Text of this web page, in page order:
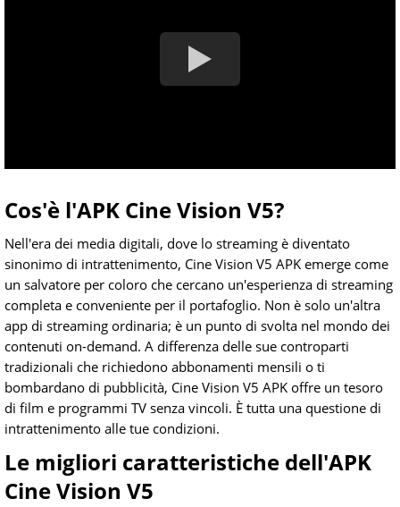
Cos'è l'APK Cine Vision V5?
Nell'era dei media digitali, dove lo streaming è diventato
sinonimo di intrattenimento, Cine Vision V5 APK emerge come
un salvatore per coloro che cercano un'esperienza di streaming
completa e conveniente per il portafoglio. Non è solo un'altra
app di streaming ordinaria; è un punto di svolta nel mondo dei
contenuti on-demand. A differenza delle sue controparti
tradizionali che richiedono abbonamenti mensili o ti
bombardano di pubblicità, Cine Vision V5 APK offre un tesoro
di film e programmi TV senza vincoli. È tutta una questione di
intrattenimento alle tue condizioni.
Le migliori caratteristiche dell'APK
Cine Vision V5